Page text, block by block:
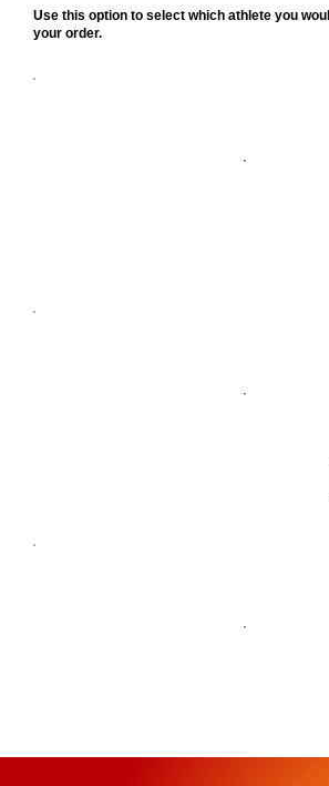
Use this option to select which athlete you
your order.